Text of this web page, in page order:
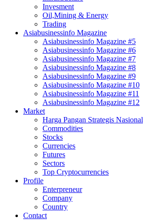
Invesment
Oil,Mining & Energy
Trading
Asiabusinessinfo Magazine
Asiabusinessinfo Magazine #5
Asiabusinessinfo Magazine #6
Asiabusinessinfo Magazine #7
Asiabusinessinfo Magazine #8
Asiabusinessinfo Magazine #9
Asiabusinessinfo Magazine #10
Asiabusinessinfo Magazine #11
Asiabusinessinfo Magazine #12
Market
Harga Pangan Strategis Nasional
Commodities
Stocks
Currencies
Futures
Sectors
Top Cryptocurrencies
Profile
Enterpreneur
Company
Country
Contact